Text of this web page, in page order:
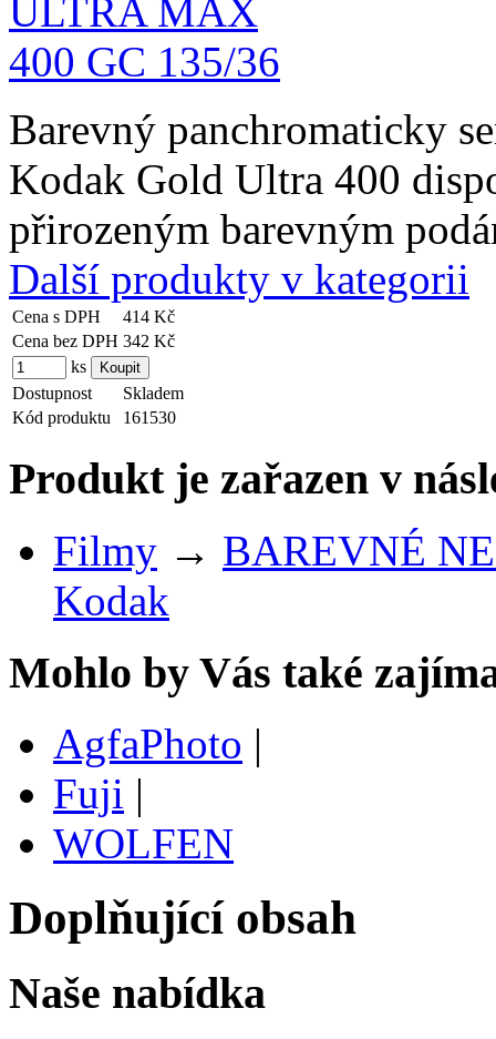
Barevný panchromaticky
Kodak Gold Ultra 400
přirozeným barevným
Další produkty v kategorii
Cena s DPH
414 Kč
Cena bez DPH 342 Kč
ks
Dostupnost
Skladem
Kód produktu
161530
Produkt je zařazen v
Filmy → BAREVNÉ
Kodak
Mohlo by Vás také
AgfaPhoto |
Fuji |
WOLFEN
Doplňující obsah
Naše nabídka